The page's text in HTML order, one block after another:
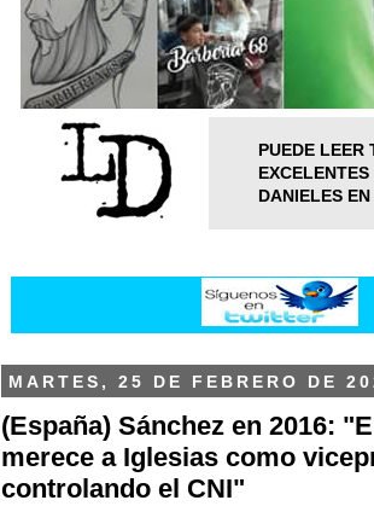
PUEDE LEER
DANIELES
MARTES, 25 DE FEBRERO DE
(España) Sánchez en 2016:
merece a Iglesias como
controlando el CNI"